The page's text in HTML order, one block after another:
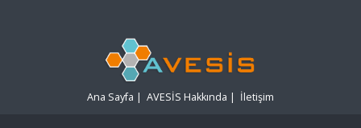
Ana Sayfa | AVESİS Hakkında | İletişim